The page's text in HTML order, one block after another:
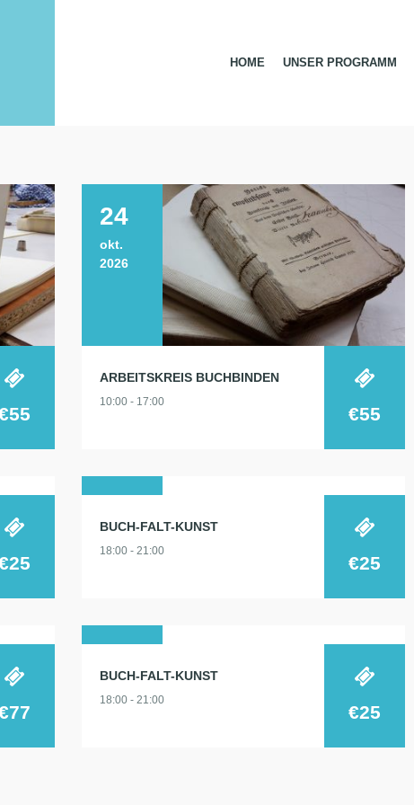
HOME UNSER PROGRAMM
24
okt.
2026
ARBEITSKREIS BUCHBINDEN
10:00 - 17:00
€55
2026
BUCH-FALT-KUNST
18:00 - 21:00
€25
2026
BUCH-FALT-KUNST
18:00 - 21:00
€25